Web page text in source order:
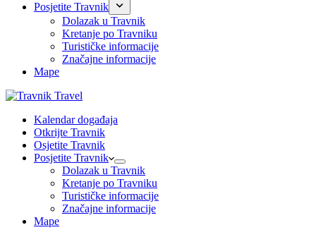
Posjetite Travnik
Dolazak u Travnik
Kretanje po Travniku
Turističke informacije
Značajne informacije
Mape
Kalendar događaja
Otkrijte Travnik
Osjetite Travnik
Posjetite Travnik
Dolazak u Travnik
Kretanje po Travniku
Turističke informacije
Značajne informacije
Mape